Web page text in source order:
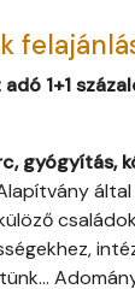
1+1
gyógyítás,